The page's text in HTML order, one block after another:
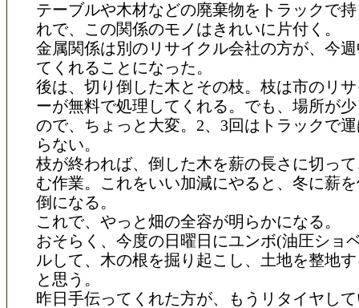
テーブルや木材などの廃棄物をトラックで
れで、この関係のモノはきれいに片付く。
金属関係は別のリサイクル会社の方が、今
てくれることになった。
後は、切り倒した木とその枝。枝は市のリ
ーが無料で処理してくれる。でも、場所が
ので、ちょっと大変。2、3回はトラックで
らない。
枝が終われば、倒した木を薪の長さに切っ
む作業。これをいい加減にやると、冬に薪
倒になる。
これで、やっと畑の全容が明らかになる。
おそらく、今度の日曜日にユンボ(油圧ショ
ルして、木の根を掘り起こし、土地を整地
と思う。
昨日手伝ってくれた方が、もうリタイヤし